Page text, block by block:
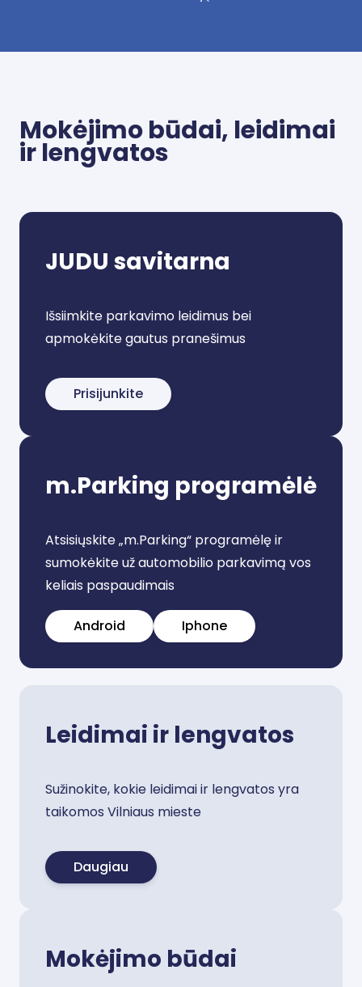
Mokėjimo būdai, leidimai
ir lengvatos
JUDU savitarna
Išsiimkite parkavimo leidimus bei
apmokėkite gautus pranešimus
Prisijunkite
m.Parking programėlė
Atsisiųskite „m.Parking“ programėlę ir
sumokėkite už automobilio parkavimą vos
keliais paspaudimais
Android Iphone
Leidimai ir lengvatos
Sužinokite, kokie leidimai ir lengvatos yra
taikomos Vilniaus mieste
Daugiau
Mokėjimo būdai